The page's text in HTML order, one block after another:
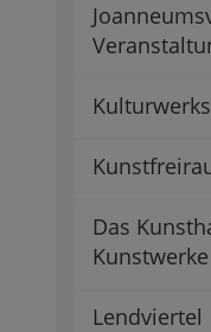
Das
Kunstwerke
Lendviertel